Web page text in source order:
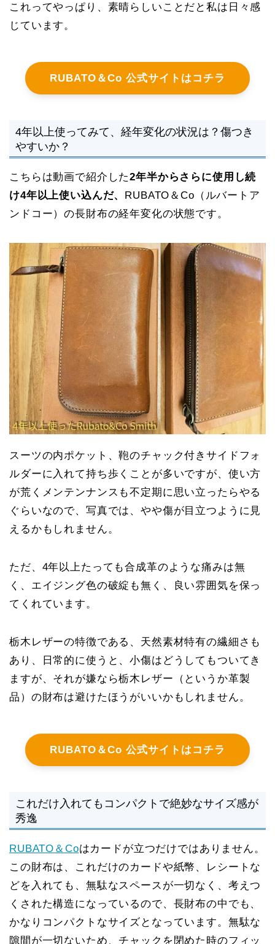
これってやっぱり、素晴らしいことだと私は日々感
じています。
RUBATO＆Co 公式サイトはコチラ
4年以上使ってみて、経年変化の状況は？傷つき
やすいか？
こちらは動画で紹介した2年半からさらに使用し続
け4年以上使い込んだ、
RUBATO＆Co（ルバートア
ンドコー）の長財布の経年変化の状態です。
スーツの内ポケット、鞄のチャック付きサイドフォ
ルダーに入れて持ち歩くことが多いですが、使い方
が荒くメンテンナンスも不定期に思い立ったらやる
ぐらいなので、写真では、やや傷が目立つように見
えるかもしれません。
ただ、4年以上たっても合成革のような痛みは無
く、エイジング色の破綻も無く、良い雰囲気を保っ
てくれています。
栃木レザーの特徴である、天然素材特有の繊細さも
あり、日常的に使うと、小傷はどうしてもついてき
ますが、それが嫌なら栃木レザー（というか革製
品）の財布は避けたほうがいいかもしれません。
RUBATO＆Co 公式サイトはコチラ
これだけ入れてもコンパクトで絶妙なサイズ感が
秀逸
RUBATO＆Coはカードが立つだけではありません。
この財布は、これだけのカードや紙幣、レシートな
どを入れても、無駄なスペースが一切なく、考えつ
くされた構造になっているので、長財布の中でも、
かなりコンパクトなサイズとなっています。無駄な
隙間が一切ないため、チャックを閉めた時のフィッ